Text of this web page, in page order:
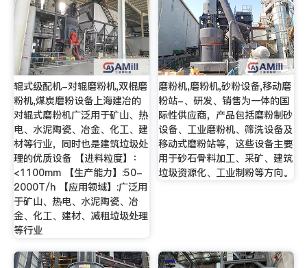
辊式级配机-对辊磨粉机,双棍磨
粉机,煤炭磨粉设备上海建冶的
对辊式磨粉机广泛用于矿山、热
电、水泥陶瓷、冶金、化工、建
材等行业，同时也是建筑垃圾处
理的优质设备 【进料粒度】：
<1100mm 【生产能力】:50-
2000T/h 【应用领域】:广泛用
于矿山、热电、水泥陶瓷、冶
金、化工、建材、减租垃圾处理
等行业
磨粉机,磨粉机,砂粉设备,移动磨
粉站-、研发、销售为一体的国
际性供应商，产品包括磨粉制砂
设备、工业磨粉机、筛洗设备及
移动式磨粉站等，这些设备主要
用于砂石骨料加工、采矿、建筑
垃圾资源化、工业制粉等方向。